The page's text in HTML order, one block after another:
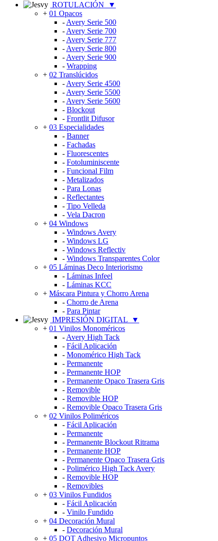
ROTULACIÓN
▼
+ 01 Opacos
- Avery Serie 500
- Avery Serie 700
- Avery Serie 777
- Avery Serie 800
- Avery Serie 900
- Wrapping
+ 02 Translúcidos
- Avery Serie 4500
- Avery Serie 5500
- Avery Serie 5600
- Blockout
- Frontlit Difusor
+ 03 Especialidades
- Banner
- Fachadas
- Fluorescentes
- Fotoluminiscente
- Funcional Film
- Metalizados
- Para Lonas
- Reflectantes
- Tipo Velleda
- Vela Dacron
+ 04 Windows
- Windows Avery
- Windows LG
- Windows Reflectiv
- Windows Transparentes Color
+ 05 Láminas Deco Interiorismo
- Láminas Infeel
- Láminas KCC
+ Máscara Pintura y Chorro Arena
- Chorro de Arena
- Para Pintar
IMPRESIÓN DIGITAL
▼
+ 01 Vinilos Monoméricos
- Avery High Tack
- Fácil Aplicación
- Monomérico High Tack
- Permanente
- Permanente HOP
- Permanente Opaco Trasera Gris
- Removible
- Removible HOP
- Removible Opaco Trasera Gris
+ 02 Vinilos Poliméricos
- Fácil Aplicación
- Permanente
- Permanente Blockout Ritrama
- Permanente HOP
- Permanente Opaco Trasera Gris
- Polimérico High Tack Avery
- Removible HOP
- Removibles
+ 03 Vinilos Fundidos
- Fácil Aplicación
- Vinilo Fundido
+ 04 Decoración Mural
- Decoración Mural
+ 05 DOT Adhesivo Micropuntos